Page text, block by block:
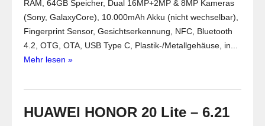
RAM, 64GB Speicher, Dual 16MP+2MP & 8MP Kameras
(Sony, GalaxyCore), 10.000mAh Akku (nicht wechselbar),
Fingerprint Sensor, Gesichtserkennung, NFC, Bluetooth
4.2, OTG, OTA, USB Type C, Plastik-/Metallgehäuse, in...
Mehr lesen »
HUAWEI HONOR 20 Lite – 6.21